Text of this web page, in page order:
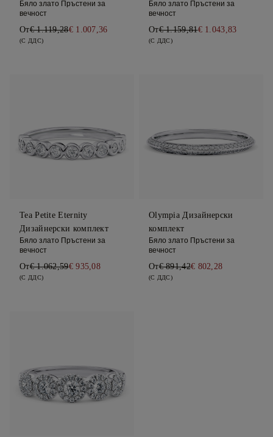
Бяло злато Пръстени за
вечност
От€ 1.119,28€ 1.007,36
(С ДДС)
Бяло злато Пръстени за
вечност
От€ 1.159,81€ 1.043,83
(С ДДС)
Tea Petite Eternity
Дизайнерски комплект
Бяло злато Пръстени за
вечност
От€ 1.062,59€ 935,08
(С ДДС)
Olympia Дизайнерски
комплект
Бяло злато Пръстени за
вечност
От€ 891,42€ 802,28
(С ДДС)